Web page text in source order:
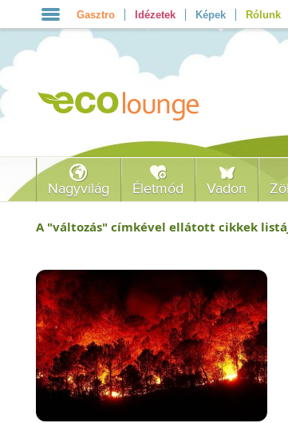
Gasztro Idézetek Képek Rólunk
Nagyvilág Életmód Vadon
A "változás" címkével ellátott cikkek